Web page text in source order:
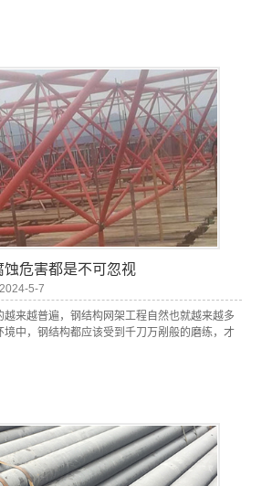
危害都是不可忽视
5-7
来越普遍，钢结构网架工程自然也就越来越多
境中，钢结构都应该受到千刀万剐般的磨练，才